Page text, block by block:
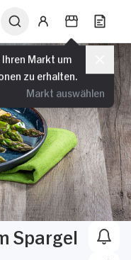
Markt um
zu erhalten.
Markt auswählen
Spargel